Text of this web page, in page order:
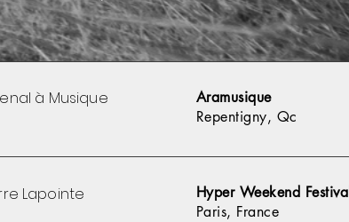
à Musique
Aramusique
Repentigny, Qc
Lapointe
Hyper Weekend Festival
Paris, France